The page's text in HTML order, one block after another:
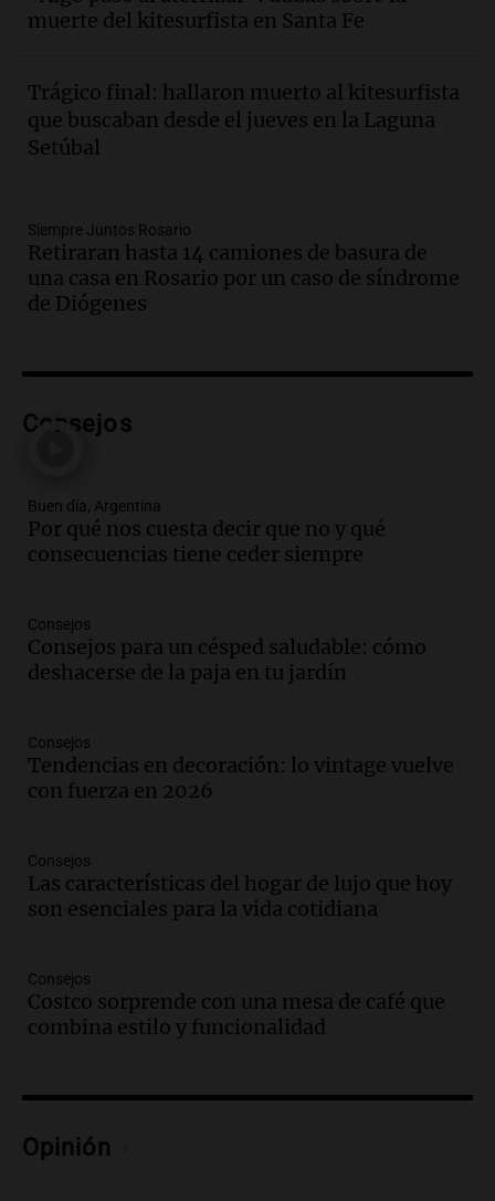
fronterizo en Tucumán
Audio.Mujer de 92 años fallece
mientras esperaba cobrar su jubilación
en San Luis
Audio.Detienen a Sergio Fárez por
abuso sexual: juicio programado para
diciembre de 2025
Panorama Federal
Audio.Familiares de Lautaro Britos
trágica muerte en Villa Mercedes
Audio.Reparaciones en acueducto
Novalí finalizan y se normaliza el
suministro de agua en San Luis
Audio.
Docentes de Jujuy enfrentan
descuentos de salarios de hasta 700.000
pesos, denuncia sindicato
Episodios
Audio.Brutal asalto en Concepción:
anciano de 88 años golpeado para
Episodios
Audio. Rechazaron el pedido de Facundo
Moyano para levantar la perimetral
Panorama Federal
Episodios
Audio.Iliana Lick, la argentina detenida
Buen día, Argentina
Episodios
muerte del kitesurfista en Santa Fe
Trágico final: hallaron muerto al kitesurfista
que buscaban desde el jueves en la Laguna
Setúbal
Siempre Juntos Rosario
Retiraran hasta 14 camiones de basura de
una casa en Rosario por un caso de síndrome
de Diógenes
Consejos
Buen día, Argentina
Por qué nos cuesta decir que no y qué
consecuencias tiene ceder siempre
Consejos
Consejos para un césped saludable: cómo
deshacerse de la paja en tu jardín
Consejos
Tendencias en decoración: lo vintage vuelve
con fuerza en 2026
Consejos
Las características del hogar de lujo que hoy
son esenciales para la vida cotidiana
Consejos
Costco sorprende con una mesa de café que
combina estilo y funcionalidad
Opinión